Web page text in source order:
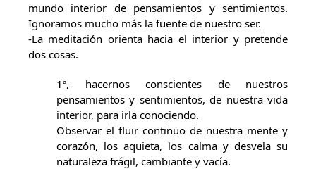
mundo interior de pensamientos y sentimientos.
Ignoramos mucho más la fuente de nuestro ser.
-La meditación orienta hacia el interior y pretende
dos cosas.
1ª, hacernos conscientes de nuestros
pensamientos y sentimientos, de nuestra vida
interior, para irla conociendo.
Observar el fluir continuo de nuestra mente y
corazón, los aquieta, los calma y desvela su
naturaleza frágil, cambiante y vacía.